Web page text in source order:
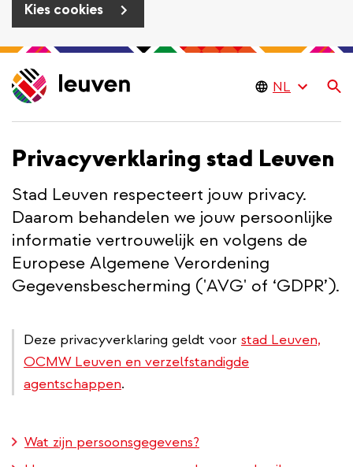
Kies cookies
Overslaan
en
naar
gaan
Privacyverklaring stad Leuven
Stad Leuven respecteert jouw privacy.
Daarom behandelen we jouw persoonlijke
informatie vertrouwelijk en volgens de
Europese Algemene Verordening
Gegevensbescherming ('AVG' of ‘GDPR’).
Deze privacyverklaring geldt voor stad Leuven,
OCMW Leuven en verzelfstandigde
agentschappen.
Wat zijn persoonsgegevens?